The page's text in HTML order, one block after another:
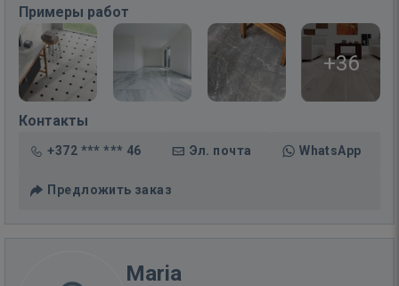
Примеры работ
+36
Контакты
+372 *** *** 46 Эл. почта WhatsApp
Предложить заказ
Maria